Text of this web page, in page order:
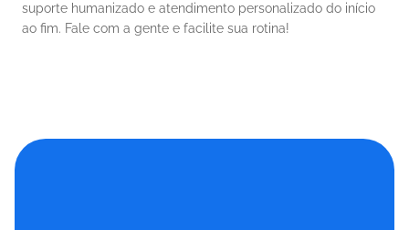
suporte humanizado e atendimento personalizado do início
ao fim. Fale com a gente e facilite sua rotina!